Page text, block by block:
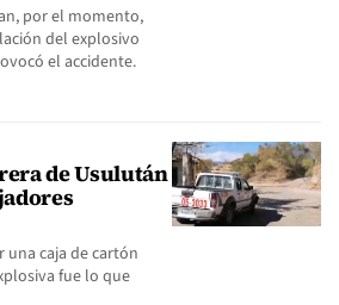
por el momento,
del explosivo
el accidente.
de Usulután
caja de cartón
fue lo que